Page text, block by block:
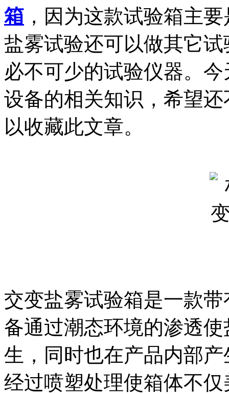
箱 ，因为这款试验箱主
盐雾试验还可以做其它
必不可少的试验仪器。
设备的相关知识，希望
以收藏此文章。
交变盐雾试验箱是一款
备通过潮态环境的渗透
生，同时也在产品内部
经过喷塑处理使箱体不